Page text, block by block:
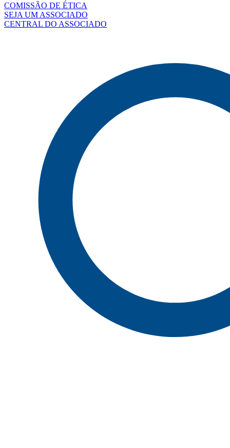
COMISSÃO DE ÉTICA
SEJA UM ASSOCIADO
CENTRAL DO ASSOCIADO